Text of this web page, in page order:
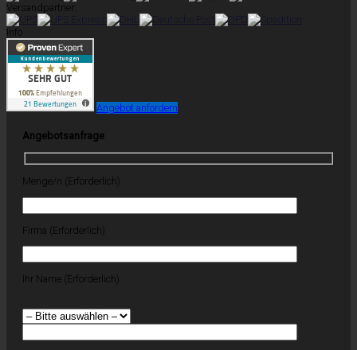
Versandpartner:
Info
Angebot anfordern
Angebotsanfrage
Menge/n (Erforderlich)
Firma (Erforderlich)
Ihr Name (Erforderlich)